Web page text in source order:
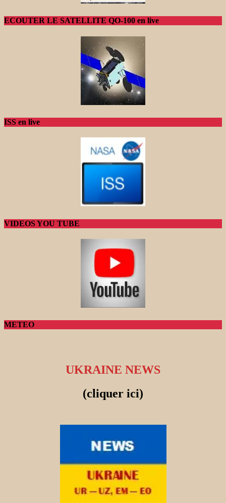
ECOUTER LE SATELLITE QO-100 en live
ISS en live
VIDEOS YOU TUBE
METEO
UKRAINE NEWS
(cliquer ici)